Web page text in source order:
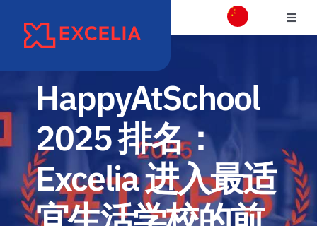
切
换
校区介绍
学院
项目专业介绍
HappyAtSchool
2025 排名：
Excelia 进入最适